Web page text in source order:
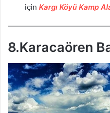
için Kargı Köyü Kamp
8.Karacaören